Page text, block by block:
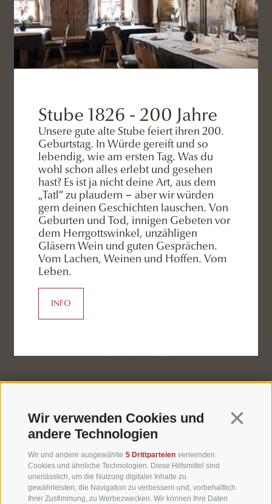
Continua
Wir verwenden Cookies und
andere Technologien
Wir und andere ausgewählte 5 Drittparteien verwenden
Cookies und ähnliche Technologien. Diese Hilfsmittel sind
unerlässlich, um die Nutzung digitaler Inhalte zu
gewährleisten, die Navigation zu verbessern und, vorbehaltlich
Ihrer Zustimmung, zu Werbezwecken. Wir können Ihre Daten
info@eggele.it
Eggele GmbH
Familie Rainer
Silvesterstrasse 13/39038
Innichen/Winnebach
3 Zinnen Dolomites-Südtirol- Italien
WETTER
WEBCAM
VIDEOS
Stube 1826 - 200 Jahre
Unsere gute alte Stube feiert ihren 200.
Geburtstag. In Würde gereift und so
lebendig, wie am ersten Tag. Was du
wohl schon alles erlebt und gesehen
hast? Es ist ja nicht deine Art, aus dem
„Tatl“ zu plaudern − aber wir würden
gern deinen Geschichten lauschen. Von
Geburten und Tod, innigen Gebeten vor
dem Herrgottswinkel, unzähligen
Gläsern Wein und guten Gesprächen.
Vom Lachen, Weinen und Hoffen. Vom
Leben.
INFO